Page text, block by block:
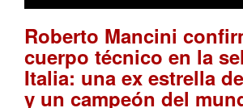
Roberto Mancini
cuerpo técnico en la
Italia: una ex estrella
y un campeón del